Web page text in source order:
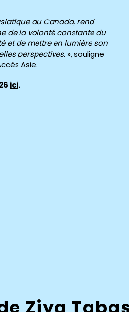
au Canada, rend
de la volonté constante du
et de mettre en lumière son
perspectives.», souligne
Asie.
ici.